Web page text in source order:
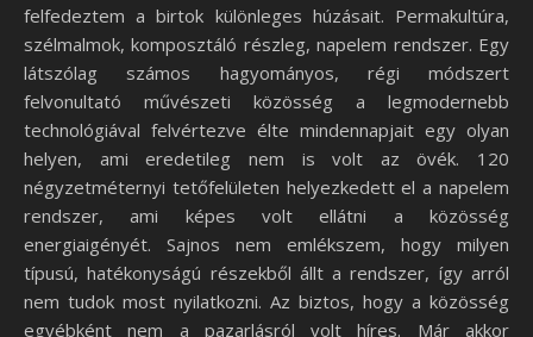
felfedeztem a birtok különleges húzásait. Permakultúra,
szélmalmok, komposztáló részleg, napelem rendszer. Egy
látszólag számos hagyományos, régi módszert
felvonultató művészeti közösség a legmodernebb
technológiával felvértezve élte mindennapjait egy olyan
helyen, ami eredetileg nem is volt az övék. 120
négyzetméternyi tetőfelületen helyezkedett el a napelem
rendszer, ami képes volt ellátni a közösség
energiaigényét. Sajnos nem emlékszem, hogy milyen
típusú, hatékonyságú részekből állt a rendszer, így arról
nem tudok most nyilatkozni. Az biztos, hogy a közösség
egyébként nem a pazarlásról volt híres. Már akkor